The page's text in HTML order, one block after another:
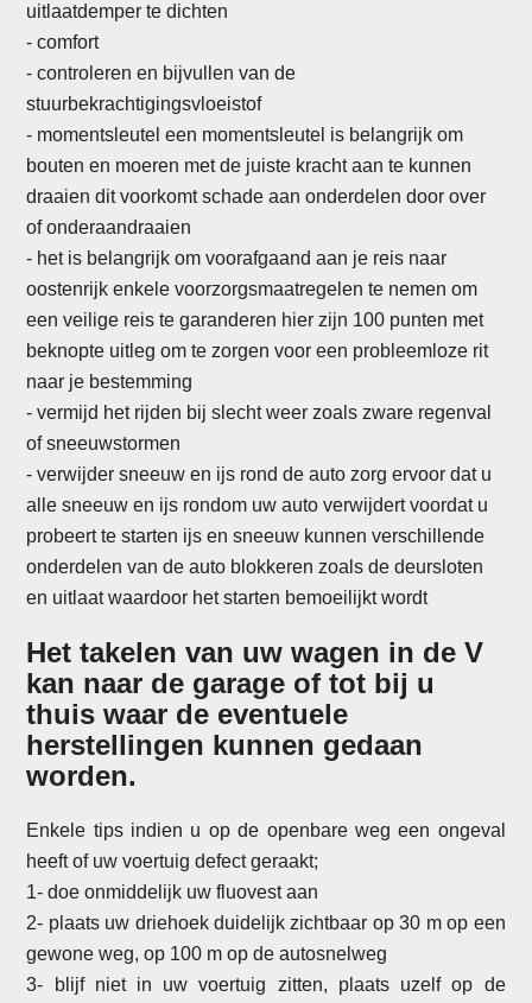
uitlaatdemper te dichten
- comfort
- controleren en bijvullen van de
stuurbekrachtigingsvloeistof
- momentsleutel een momentsleutel is belangrijk om
bouten en moeren met de juiste kracht aan te kunnen
draaien dit voorkomt schade aan onderdelen door over
of onderaandraaien
- het is belangrijk om voorafgaand aan je reis naar
oostenrijk enkele voorzorgsmaatregelen te nemen om
een veilige reis te garanderen hier zijn 100 punten met
beknopte uitleg om te zorgen voor een probleemloze rit
naar je bestemming
-vermijd het rijden bij slecht weer zoals zware regenval
of sneeuwstormen
- verwijder sneeuw en ijs rond de auto zorg ervoor dat u
alle sneeuw en ijs rondom uw auto verwijdert voordat u
probeert te starten ijs en sneeuw kunnen verschillende
onderdelen van de auto blokkeren zoals de deursloten
en uitlaat waardoor het starten bemoeilijkt wordt
Het takelen van uw wagen in de V
kan naar de garage of tot bij u
thuis waar de eventuele
herstellingen kunnen gedaan
worden.
Enkele tips indien u op de openbare weg een ongeval
heeft of uw voertuig defect geraakt;
1- doe onmiddelijk uw fluovest aan
2- plaats uw driehoek duidelijk zichtbaar op 30 m op een
gewone weg, op 100 m op de autosnelweg
3- blijf niet in uw voertuig zitten, plaats uzelf op de